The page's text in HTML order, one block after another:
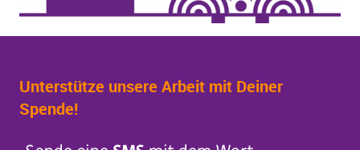
Unterstütze unsere Arbeit mit Deiner
Spende!